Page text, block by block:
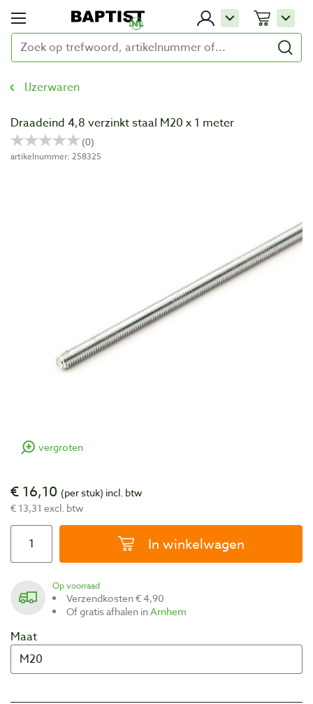
IJzerwaren
Draadeind 4,8 verzinkt staal M20 x 1 meter
artikelnummer: 258325
vergroten
€ 16,10 (per stuk) incl. btw
€ 13,31 excl. btw
In winkelwagen
Op voorraad
Verzendkosten € 4,90
Of gratis afhalen inArnhem
Maat